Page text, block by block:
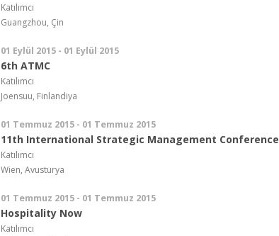
Katılımcı
Guangzhou, Çin
01 Eylül 2015 - 01 Eylül 2015
6th ATMC
Katılımcı
Joensuu, Finlandiya
01 Temmuz 2015 - 01 Temmuz 2015
11th International Strategic Management Conference
Katılımcı
Wien, Avusturya
01 Temmuz 2015 - 01 Temmuz 2015
Hospitality Now
Katılımcı